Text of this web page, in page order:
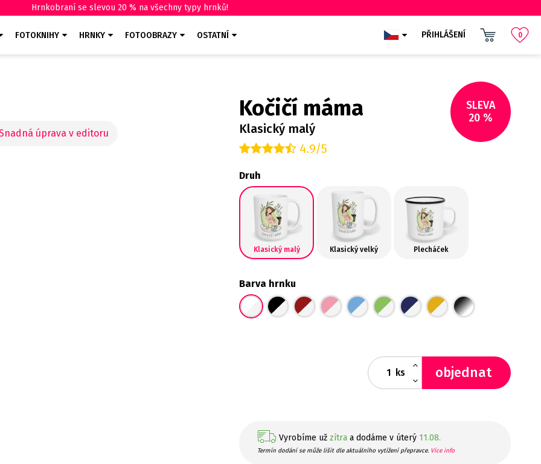
Hrnkobraní se slevou 20 % na všechny typy hrnků!
FOTOKNIHY HRNKY FOTOOBRAZY OSTATNÍ PŘIHLÁŠENÍ 0
SLEVA
20 %
Kočičí máma
Klasický malý
4.9/5
Druh
Klasický malý Klasický velký Plecháček
Barva hrnku
ks objednat
Vyrobíme už zítra a dodáme v úterý 11.08.
Termín dodání se může lišit dle aktuálního vytížení přepravce. Více info